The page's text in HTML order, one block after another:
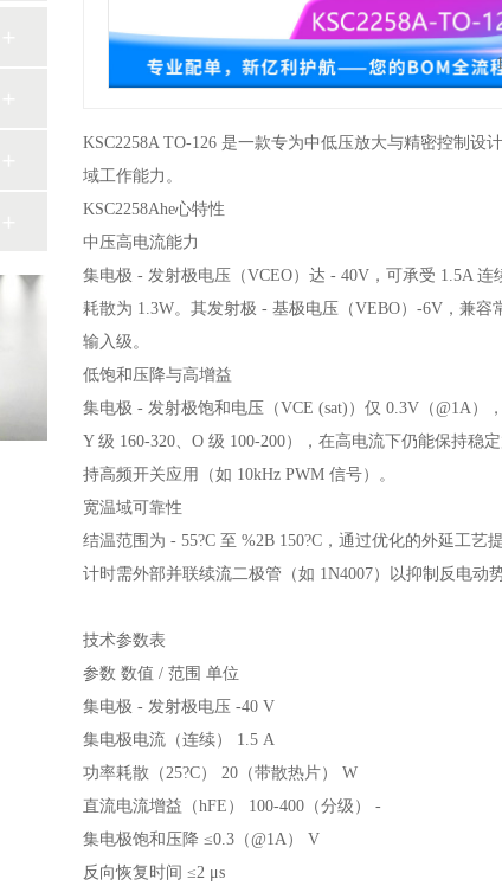
KSC2258A TO-126 是一款专为中低压放大与精密控制设
域工作能力。
KSC2258Ahe心特性
中压高电流能力
集电极 - 发射极电压（VCEO）达 - 40V，可承受 1.5A
耗散为 1.3W。其发射极 - 基极电压（VEBO）-6V，兼
输入级。
低饱和压降与高增益
集电极 - 发射极饱和电压（VCE (sat)）仅 0.3V（@1A）
Y 级 160-320、O 级 100-200），在高电流下仍能保持稳
持高频开关应用（如 10kHz PWM 信号）。
宽温域可靠性
结温范围为 - 55?C 至 %2B 150?C，通过优化的外延工
计时需外部并联续流二极管（如 1N4007）以抑制反电动势
技术参数表
参数 数值 / 范围 单位
集电极 - 发射极电压 -40 V
集电极电流（连续） 1.5 A
功率耗散（25?C） 20（带散热片） W
直流电流增益（hFE） 100-400（分级） -
集电极饱和压降 ≤0.3（@1A） V
反向恢复时间 ≤2 μs